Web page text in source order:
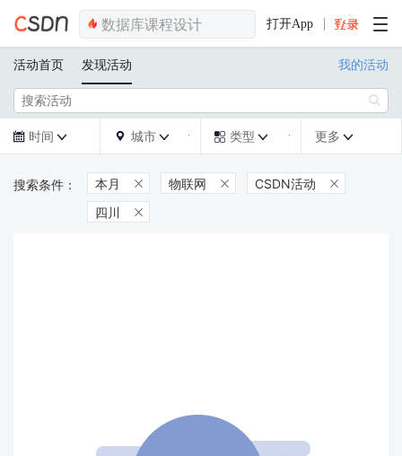
打开App
活动首页 发现活动 我的活动

 时间   城市   类型  更多 
本月  物联网  CSDN活动 
四川 